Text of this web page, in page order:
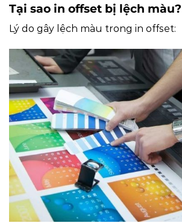
Tại sao in offset bị lệch màu?
Lý do gây lệch màu trong in offset: